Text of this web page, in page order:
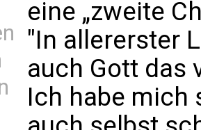
eine „zweite
"In allererster
auch Gott das
Ich habe mich